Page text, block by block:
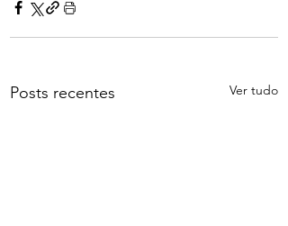
Posts recentes Ver tudo